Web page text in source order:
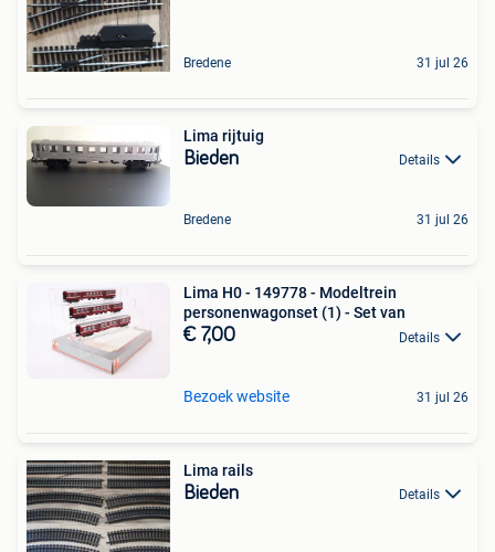
Bredene 31 jul 26
Lima rijtuig
Bieden Details
Bredene 31 jul 26
Lima H0 - 149778 - Modeltrein
personenwagonset (1) - Set van
€ 7,00 Details
Bezoek website 31 jul 26
Lima rails
Bieden Details